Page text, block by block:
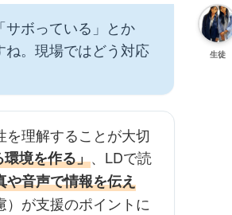
生徒
ボっている」とか
ね。現場ではどう対応
理解することが大切
境を作る」、LDで読
や音声で情報を伝え
）が支援のポイントに